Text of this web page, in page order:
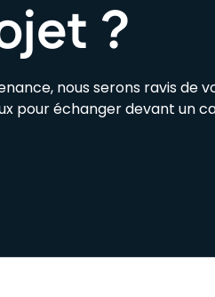
?
nous serons ravis de
pour échanger devant un